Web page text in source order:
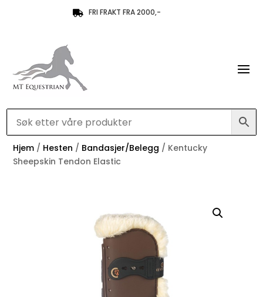
 FRI FRAKT FRA 2000,-
Hjem / Hesten / Bandasjer/Belegg / Kentucky
Sheepskin Tendon Elastic